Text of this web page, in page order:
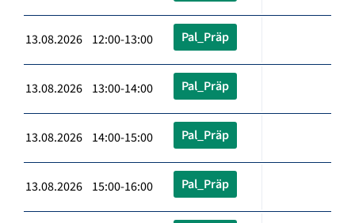
13.08.2026 12:00-13:00 Pal_Präp
13.08.2026 13:00-14:00 Pal_Präp
13.08.2026 14:00-15:00 Pal_Präp
13.08.2026 15:00-16:00 Pal_Präp